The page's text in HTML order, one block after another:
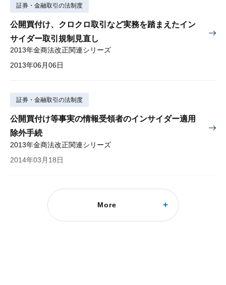
証券・金融取引の法制度
公開買付け、クロクロ取引など実務を踏まえたイン
サイダー取引規制見直し
2013年金商法改正関連シリーズ
2013年06月06日
証券・金融取引の法制度
公開買付け等事実の情報受領者のインサイダー適用
除外手続
2013年金商法改正関連シリーズ
2014年03月18日
証券・金融取引の法制度
「知る前契約」に関するインサイダー見直し案
More